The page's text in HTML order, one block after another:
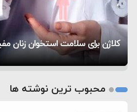
نشده است
وزیر جنگ آمریکا: ماشین جنگی
نظامی علیه ایران است
۶:۵۰
موافقت ترامپ با لغو حمله به
۶:۲۱
کلاژن برای سلامت استخوان زنان
کمک خورشید به رفع ناترازی برق
تحسین کارگردان «جنگ و صلح» از
از عشق عمیق به مردم
2
محبوب ترین نوشته ها